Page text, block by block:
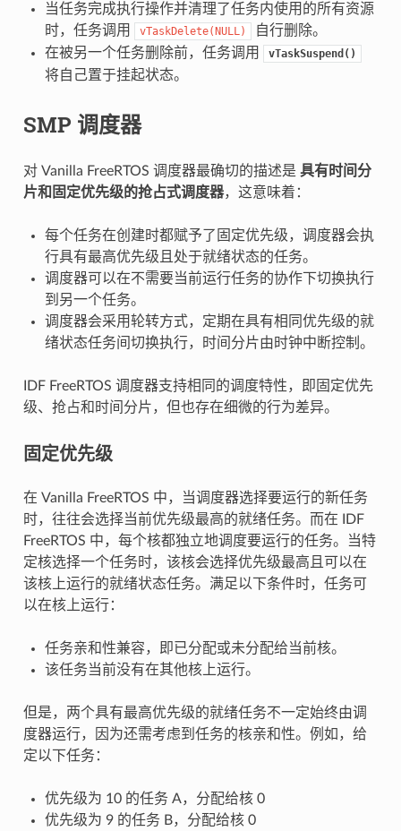
当任务完成执行操作并清理了任务内使用的所有资源
时，任务调用
vTaskDelete(NULL)
自行删除。
在被另一个任务删除前，任务调用
vTaskSuspend()
将自己置于挂起状态。
SMP 调度器
对 Vanilla FreeRTOS 调度器最确切的描述是 具有时间分
片和固定优先级的抢占式调度器，这意味着：
每个任务在创建时都赋予了固定优先级，调度器会执
行具有最高优先级且处于就绪状态的任务。
调度器可以在不需要当前运行任务的协作下切换执行
到另一个任务。
调度器会采用轮转方式，定期在具有相同优先级的就
绪状态任务间切换执行，时间分片由时钟中断控制。
IDF FreeRTOS 调度器支持相同的调度特性，即固定优先
级、抢占和时间分片，但也存在细微的行为差异。
固定优先级
在 Vanilla FreeRTOS 中，当调度器选择要运行的新任务
时，往往会选择当前优先级最高的就绪任务。而在 IDF
FreeRTOS 中，每个核都独立地调度要运行的任务。当特
定核选择一个任务时，该核会选择优先级最高且可以在
该核上运行的就绪状态任务。满足以下条件时，任务可
以在核上运行：
任务亲和性兼容，即已分配或未分配给当前核。
该任务当前没有在其他核上运行。
但是，两个具有最高优先级的就绪任务不一定始终由调
度器运行，因为还需考虑到任务的核亲和性。例如，给
定以下任务：
优先级为 10 的任务 A，分配给核 0
优先级为 9 的任务 B，分配给核 0